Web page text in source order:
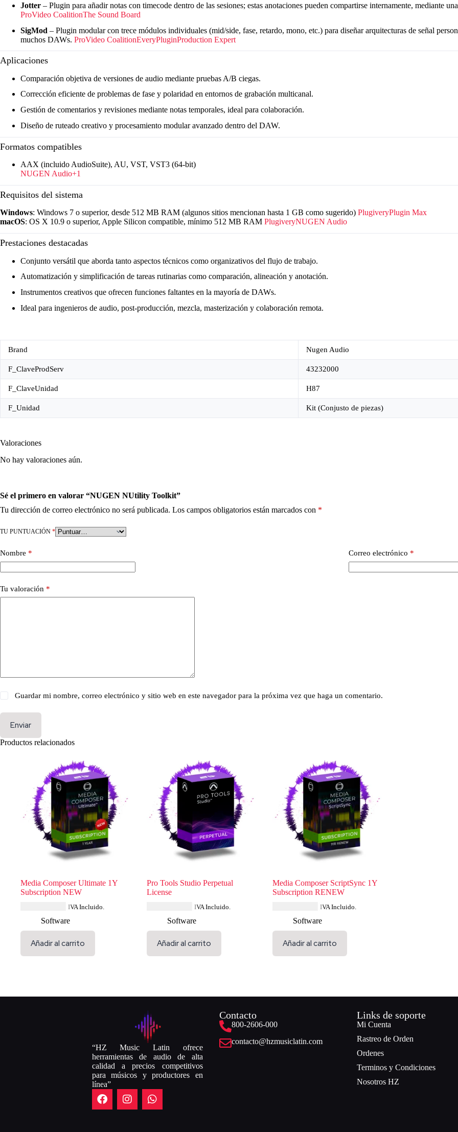
Jotter – Plugin para añadir notas con timecode dentro de las sesiones; estas anotaciones pueden compartirse internamente, mediante
ProVideo CoalitionThe Sound Board
SigMod – Plugin modular con trece módulos individuales (mid/side, fase, retardo, mono, etc.) para diseñar arquitecturas de señal
muchos DAWs. ProVideo CoalitionEveryPluginProduction Expert
Aplicaciones
Comparación objetiva de versiones de audio mediante pruebas A/B ciegas.
Corrección eficiente de problemas de fase y polaridad en entornos de grabación multicanal.
Gestión de comentarios y revisiones mediante notas temporales, ideal para colaboración.
Diseño de ruteado creativo y procesamiento modular avanzado dentro del DAW.
Formatos compatibles
AAX (incluido AudioSuite), AU, VST, VST3 (64-bit)
NUGEN Audio+1
Requisitos del sistema
Windows: Windows 7 o superior, desde 512 MB RAM (algunos sitios mencionan hasta 1 GB como sugerido) PlugiveryPlugin Max
macOS: OS X 10.9 o superior, Apple Silicon compatible, mínimo 512 MB RAM PlugiveryNUGEN Audio
Prestaciones destacadas
Conjunto versátil que aborda tanto aspectos técnicos como organizativos del flujo de trabajo.
Automatización y simplificación de tareas rutinarias como comparación, alineación y anotación.
Instrumentos creativos que ofrecen funciones faltantes en la mayoría de DAWs.
Ideal para ingenieros de audio, post-producción, mezcla, masterización y colaboración remota.
Brand Nugen Audio
F_ClaveProdServ 43232000
F_ClaveUnidad H87
F_Unidad Kit (Conjusto de piezas)
Valoraciones
No hay valoraciones aún.
Sé el primero en valorar “NUGEN NUtility Toolkit”
Tu dirección de correo electrónico no será publicada. Los campos obligatorios están marcados con *
TU PUNTUACIÓN *
Nombre * Correo electrónico *
Tu valoración *
Guardar mi nombre, correo electrónico y sitio web en este navegador para la próxima vez que haga un comentario.
Enviar
Productos relacionados
Media Composer Ultimate 1Y
Subscription NEW
IVA Incluido.
Software
Añadir al carrito
Pro Tools Studio Perpetual
License
IVA Incluido.
Software
Añadir al carrito
Media Composer ScriptSync 1Y
Subscription RENEW
IVA Incluido.
Software
Añadir al carrito
“HZ Music Latin ofrece
herramientas de audio de alta
calidad a precios competitivos
para músicos y productores en
línea”
Contacto
800-2606-000
contacto@hzmusiclatin.com
Links de soporte
Mi Cuenta
Rastreo de Orden
Ordenes
Terminos y Condiciones
Nosotros HZ